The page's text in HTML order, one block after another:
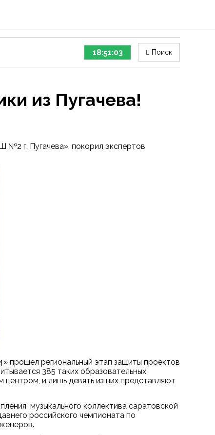
18:51:04 Поиск
из Пугачева!
г. Пугачева», покорил экспертов
прошел региональный этап защиты проектов
385 таких образовательных
и лишь девять из них представляют
музыкального коллектива саратовской
российского чемпионата по